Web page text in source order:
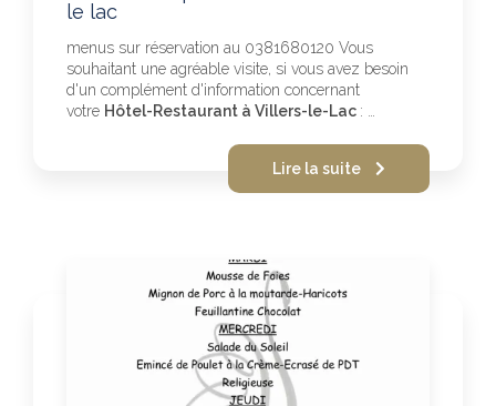
le lac
menus sur réservation au 0381680120 Vous
souhaitant une agréable visite, si vous avez besoin
d'un complément d'information concernant
votre Hôtel-Restaurant à Villers-le-Lac : …
Lire la suite